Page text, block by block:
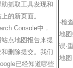
抓取工具发现和
的新页面。
Console中，
点地图报告来提
删除提交。我们
已经知道哪些
·检
地
误·
地图